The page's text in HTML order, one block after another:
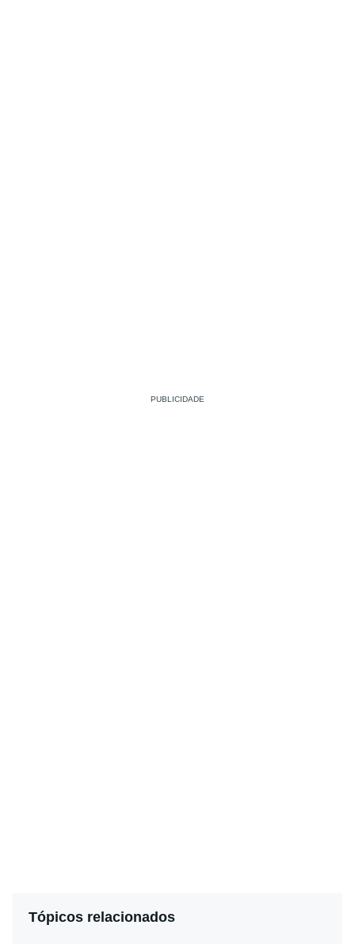
Tópicos relacionados